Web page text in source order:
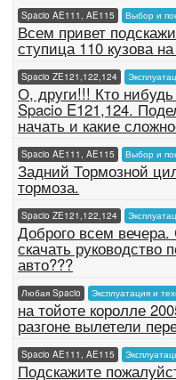
Spacio AE111, AE115 Выбор и
Всем привет
ступица 110 кузова
Spacio ZE121,122,124
О, други!!! Кто
Spacio E121,124.
начать и какие
Spacio AE111, AE115 Выбор и
Задний Тормозной
тормоза.
Spacio ZE121,122,124
Доброго всем
скачать руководство
авто???
Любая Spacio Эксплуатация и
на тойоте королле
разгоне вылетели
Spacio AE111, AE115
Подскажите